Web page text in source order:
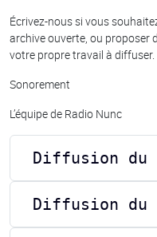
Écrivez-nous si vous
archive ouverte, ou proposer
votre propre travail à diffuser.
Sonorement
L’équipe de Radio Nunc
Diffusion du
Diffusion du